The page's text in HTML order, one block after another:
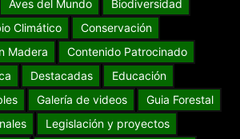
Aves del Mundo
Biodiversidad
Climático
Conservación
Madera
Contenido Patrocinado
Destacadas
Educación
Galería de videos
Guia Forestal
Legislación y proyectos